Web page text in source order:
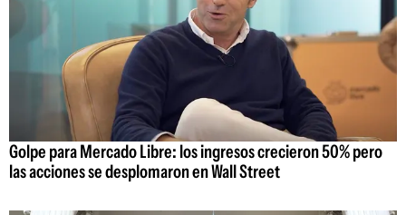
Golpe para Mercado Libre: los ingresos crecieron 50% pero
las acciones se desplomaron en Wall Street